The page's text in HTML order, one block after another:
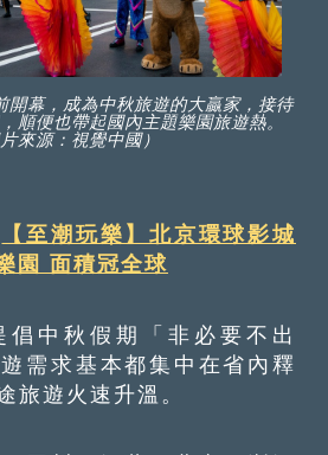
開幕，成為中秋旅遊的大贏家，接待
順便也帶起國內主題樂園旅遊熱。
片來源：視覺中國）
【至潮玩樂】北京環球影城
園 面積冠全球
中秋假期「非必要不出
需求基本都集中在省內釋
旅遊火速升溫。